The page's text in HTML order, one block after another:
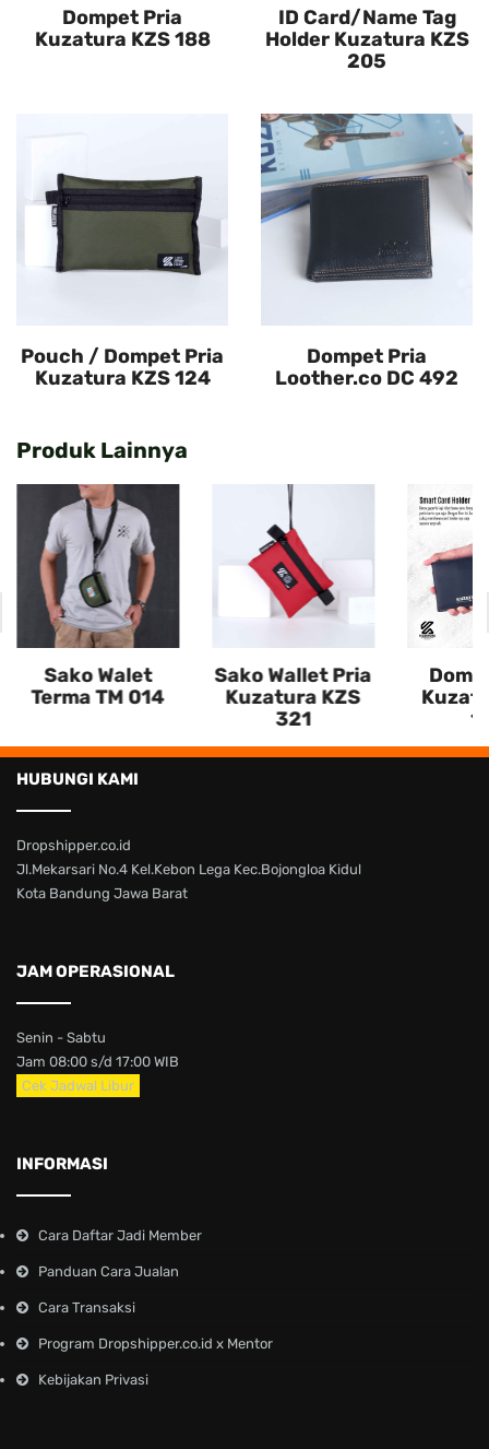
Dompet Pria
Kuzatura KZS 188
ID Card/Name Tag
Holder Kuzatura KZS
205
Pouch / Dompet Pria
Kuzatura KZS 124
Dompet Pria
Loother.co DC 492
Produk Lainnya
Sako Walet
Terma TM 014
Sako Wallet Pria
Kuzatura KZS
321
HUBUNGI KAMI
Dropshipper.co.id
Jl.Mekarsari No.4 Kel.Kebon Lega Kec.Bojongloa Kidul
Kota Bandung Jawa Barat
JAM OPERASIONAL
Senin - Sabtu
Jam 08:00 s/d 17:00 WIB
Cek Jadwal Libur
INFORMASI
Cara Daftar Jadi Member
Panduan Cara Jualan
Cara Transaksi
Program Dropshipper.co.id x Mentor
Kebijakan Privasi